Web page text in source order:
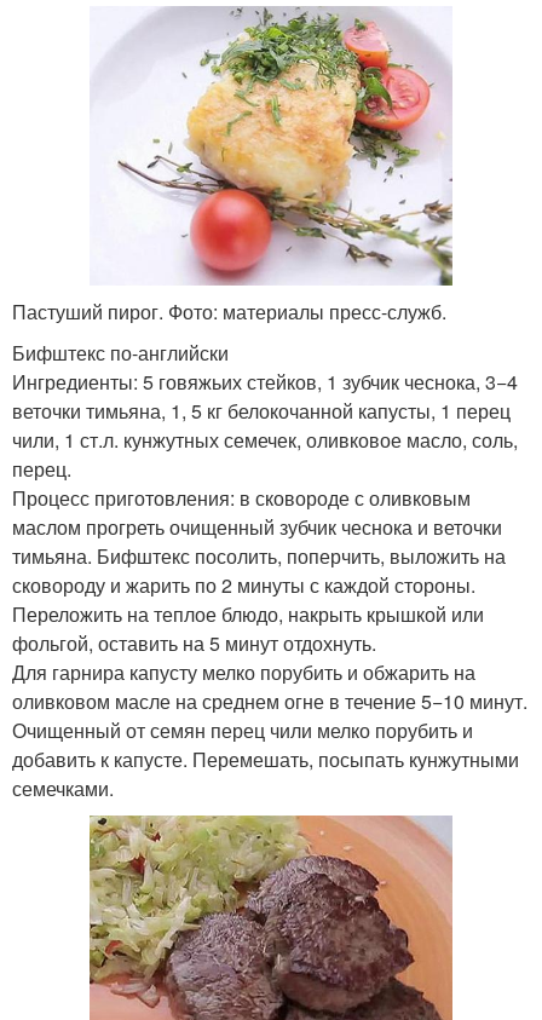
Пастуший пирог. Фото: материалы пресс-служб.
Бифштекс по-английски
Ингредиенты: 5 говяжьих стейков, 1 зубчик чеснока, 3−4
веточки тимьяна, 1, 5 кг белокочанной капусты, 1 перец
чили, 1 ст.л. кунжутных семечек, оливковое масло, соль,
перец.
Процесс приготовления: в сковороде с оливковым
маслом прогреть очищенный зубчик чеснока и веточки
тимьяна. Бифштекс посолить, поперчить, выложить на
сковороду и жарить по 2 минуты с каждой стороны.
Переложить на теплое блюдо, накрыть крышкой или
фольгой, оставить на 5 минут отдохнуть.
Для гарнира капусту мелко порубить и обжарить на
оливковом масле на среднем огне в течение 5−10 минут.
Очищенный от семян перец чили мелко порубить и
добавить к капусте. Перемешать, посыпать кунжутными
семечками.